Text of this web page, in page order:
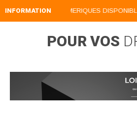
INFORMATION
NOS LIVRES NUMERIQUES
POUR VOS